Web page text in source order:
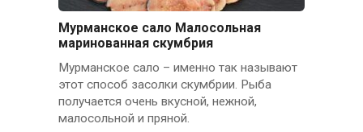
Мурманское сало Малосольная
маринованная скумбрия
Мурманское сало – именно так называют
этот способ засолки скумбрии. Рыба
получается очень вкусной, нежной,
малосольной и пряной.